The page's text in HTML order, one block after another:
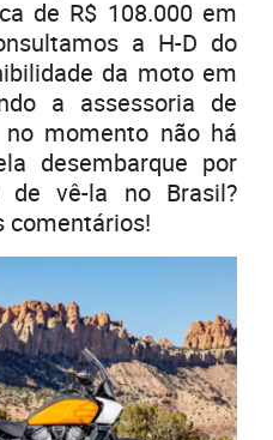
de R$ 108.000 em
a H-D do
da moto em
a assessoria de
momento não há
desembarque por
de vê-la no Brasil?
comentários!